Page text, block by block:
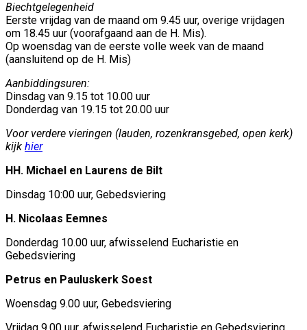
Biechtgelegenheid
Eerste vrijdag van de maand om 9.45 uur, overige vrijdagen
om 18.45 uur (voorafgaand aan de H. Mis).
Op woensdag van de eerste volle week van de maand
(aansluitend op de H. Mis)
Aanbiddingsuren:
Dinsdag van 9.15 tot 10.00 uur
Donderdag van 19.15 tot 20.00 uur
Voor verdere vieringen (lauden, rozenkransgebed, open kerk)
kijk hier
HH. Michael en Laurens de Bilt
Dinsdag 10:00 uur, Gebedsviering
H. Nicolaas Eemnes
Donderdag 10.00 uur, afwisselend Eucharistie en
Gebedsviering
Petrus en Pauluskerk Soest
Woensdag 9.00 uur, Gebedsviering